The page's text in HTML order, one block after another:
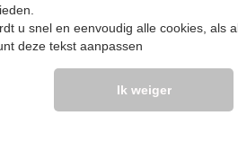
consument(en):
u snel en eenvoudig alle cookies, als
deze tekst aanpassen
Ik weiger